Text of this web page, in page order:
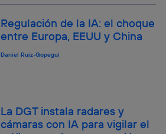
Regulación de la IA: el choque
entre Europa, EEUU y China
Daniel Ruiz-Gopegui
La DGT instala radares y
cámaras con IA para vigilar el